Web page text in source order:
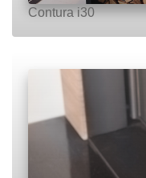
Contura i30